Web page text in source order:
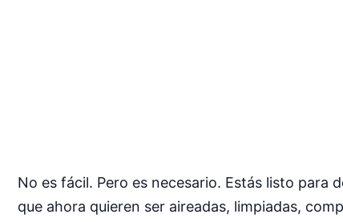
No es fácil. Pero es necesario. Estás listo para
que ahora quieren ser aireadas, limpiadas,